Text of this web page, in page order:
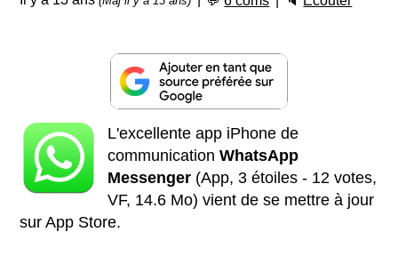
L'excellente app iPhone de
communicationWhatsApp
Messenger (App, 3 étoiles - 12 votes,
VF, 14.6 Mo) vient de se mettre à jour
sur App Store.